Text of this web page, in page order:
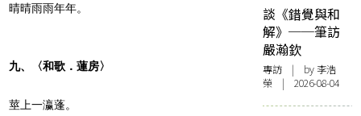
晴晴雨雨年年。
九、〈和歌．蓮房〉
莖上一瀛蓬。
談《錯覺與和
解》──筆訪
嚴瀚欽
專訪 | by 李浩
榮 | 2026-08-04